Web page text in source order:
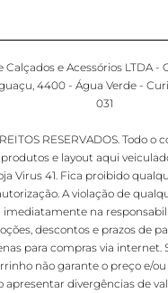
Calçados e Acessórios LTDA -
4400 - Água Verde -
031
RESERVADOS. Todo o
e layout aqui
Virus 41. Fica proibido
A violação de
na
descontos e prazos de
para compras via internet.
não garante o preço e/
divergências de